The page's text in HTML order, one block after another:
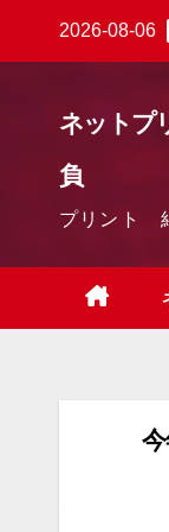
2026-08-06
ネットプ
負
プリント